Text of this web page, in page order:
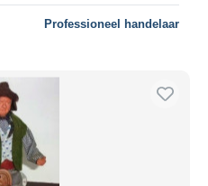
Professioneel handelaar